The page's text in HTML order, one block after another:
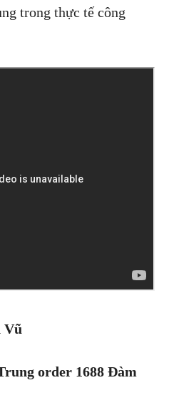
trong thực tế công
Vũ
order 1688 Đàm